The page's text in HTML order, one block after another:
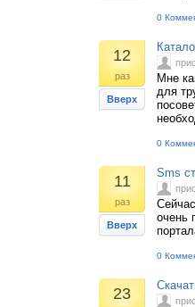
0
12
раз
Вверх
Мне
для
0
11
раз
Вверх
Sms
очень
0
23